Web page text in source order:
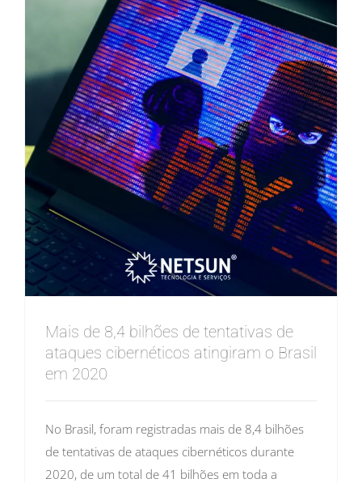
Mais de 8,4 bilhões de tentativas de
ataques cibernéticos atingiram o Brasil
em 2020
No Brasil, foram registradas mais de 8,4 bilhões
de tentativas de ataques cibernéticos durante
2020, de um total de 41 bilhões em toda a